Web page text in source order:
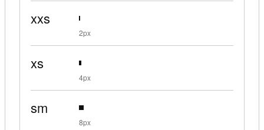
xxs
2px
xs
4px
sm
8px